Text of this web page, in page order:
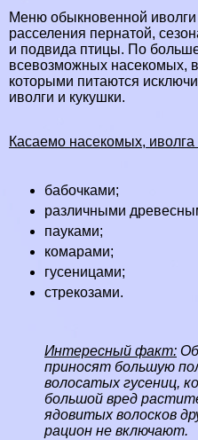
Меню обыкновенной иволги
расселения пернатой,
и подвида птицы. По
всевозможных насекомых,
которыми питаются
иволги и кукушки.
Касаемо насекомых, иволга
бабочками;
различными
пауками;
комарами;
гусеницами;
стрекозами.
Интересный факт:
приносят большую
волосатых гусениц,
большой вред
ядовитых волосков
рацион не включают.